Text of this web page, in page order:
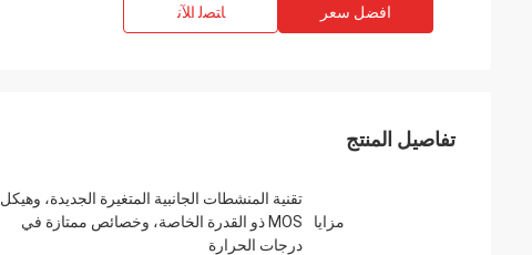
افضل سعر ﺎﺘﺼﻟ ﺍﻶﻧ
تفاصيل المنتج
مزايا
تقنية المنشطات الجانبية المتغيرة الجديدة، وهيكل
MOS ذو القدرة الخاصة، وخصائص ممتازة في
درجات الحرارة